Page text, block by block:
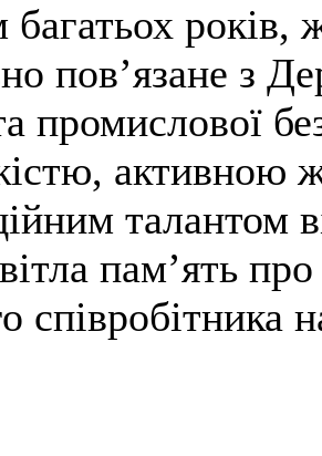
багатьох років,
пов’язане з
промислової
активною
талантом
пам’ять
співробітника